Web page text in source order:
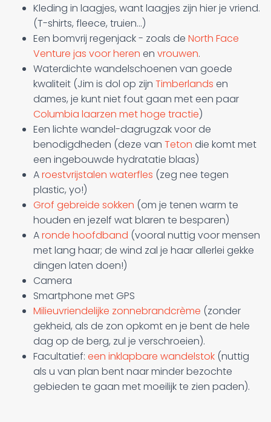
Kleding in laagjes, want laagjes zijn hier je vriend.
(T-shirts, fleece, truien...)
Een bomvrij regenjack - zoals de North Face
Venture jas voor heren en vrouwen.
Waterdichte wandelschoenen van goede
kwaliteit (Jim is dol op zijn Timberlands en
dames, je kunt niet fout gaan met een paar
Columbia laarzen met hoge tractie)
Een lichte wandel-dagrugzak voor de
benodigdheden (deze van Teton die komt met
een ingebouwde hydratatie blaas)
Aroestvrijstalen waterfles (zeg nee tegen
plastic, yo!)
Grof gebreide sokken (om je tenen warm te
houden en jezelf wat blaren te besparen)
Aronde hoofdband (vooral nuttig voor mensen
met lang haar; de wind zal je haar allerlei gekke
dingen laten doen!)
Camera
Smartphone met GPS
Milieuvriendelijke zonnebrandcrème (zonder
gekheid, als de zon opkomt en je bent de hele
dag op de berg, zul je verschroeien).
Facultatief: een inklapbare wandelstok (nuttig
als u van plan bent naar minder bezochte
gebieden te gaan met moeilijk te zien paden).